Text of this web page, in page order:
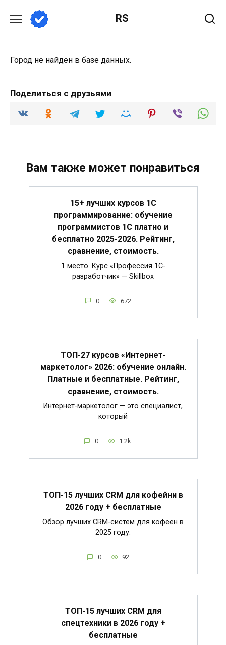
содержанию
RS
Город не найден в базе данных.
Поделиться с друзьями
Вам также может понравиться
15+ лучших курсов 1С
программирование: обучение
программистов 1С платно и
бесплатно 2025-2026. Рейтинг,
сравнение, стоимость.
1 место. Курс «Профессия 1C-
разработчик» — Skillbox
0 672
ТОП-27 курсов «Интернет-
маркетолог» 2026: обучение онлайн.
Платные и бесплатные. Рейтинг,
сравнение, стоимость.
Интернет-маркетолог — это специалист,
который
0 1.2k.
ТОП-15 лучших CRM для кофейни в
2026 году + бесплатные
Обзор лучших CRM-систем для кофеен в
2025 году.
0 92
ТОП-15 лучших CRM для
спецтехники в 2026 году +
бесплатные